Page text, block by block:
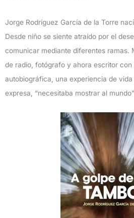
Jorge Rodríguez García de la Torre
Desde niño se siente atraído por el
comunicar mediante diferentes ramas.
de radio, fotógrafo y ahora escritor con
autobiográfica, una experiencia de
expresa, “necesitaba mostrar al